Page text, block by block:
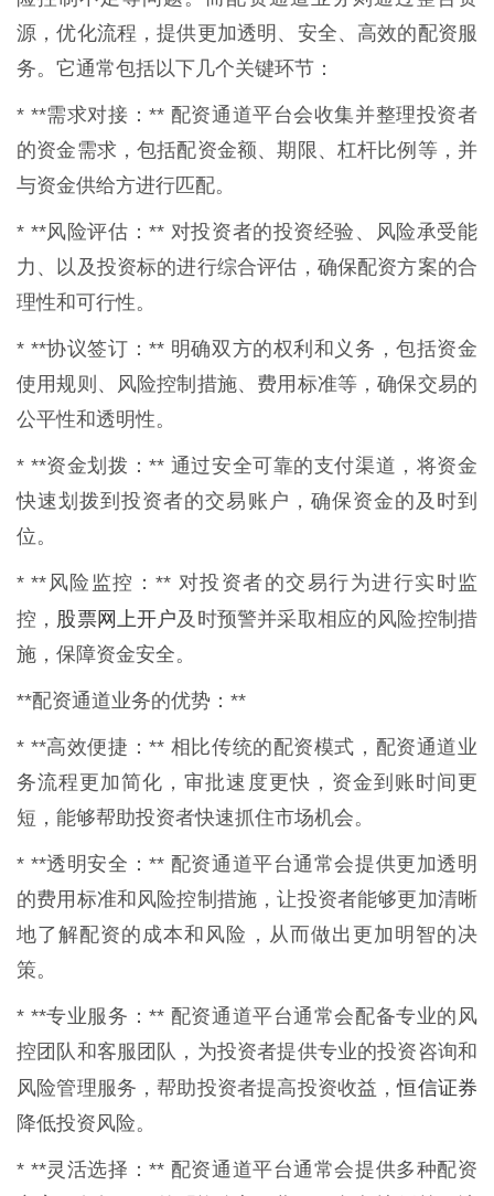
源，优化流程，提供更加透明、安全、高效的配资服
务。它通常包括以下几个关键环节：
* **需求对接：** 配资通道平台会收集并整理投资者
的资金需求，包括配资金额、期限、杠杆比例等，并
与资金供给方进行匹配。
* **风险评估：** 对投资者的投资经验、风险承受能
力、以及投资标的进行综合评估，确保配资方案的合
理性和可行性。
* **协议签订：** 明确双方的权利和义务，包括资金
使用规则、风险控制措施、费用标准等，确保交易的
公平性和透明性。
* **资金划拨：** 通过安全可靠的支付渠道，将资金
快速划拨到投资者的交易账户，确保资金的及时到
位。
* **风险监控：** 对投资者的交易行为进行实时监
控， 股票网上开户及时预警并采取相应的风险控制措
施，保障资金安全。
**配资通道业务的优势：**
* **高效便捷：** 相比传统的配资模式，配资通道业
务流程更加简化，审批速度更快，资金到账时间更
短，能够帮助投资者快速抓住市场机会。
* **透明安全：** 配资通道平台通常会提供更加透明
的费用标准和风险控制措施，让投资者能够更加清晰
地了解配资的成本和风险，从而做出更加明智的决
策。
* **专业服务：** 配资通道平台通常会配备专业的风
控团队和客服团队，为投资者提供专业的投资咨询和
风险管理服务，帮助投资者提高投资收益，恒信证券
降低投资风险。
* **灵活选择：** 配资通道平台通常会提供多种配资